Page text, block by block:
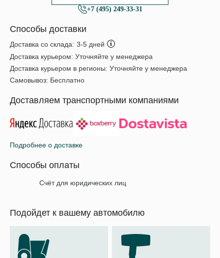
+7 (495) 249-33-31
Способы доставки
Доставка со склада: 3-5 дней
Доставка курьером: Уточняйте у менеджера
Доставка курьером в регионы: Уточняйте у менеджера
Самовывоз: Бесплатно
Доставляем транспортными компаниями
Подробнее о доставке
Способы оплаты
Счёт для юридических лиц
Подойдет к вашему автомобилю